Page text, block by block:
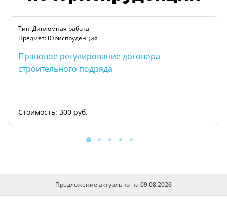
Тип: Дипломная работа
Предмет: Юриспруденция
Правовое регулирование договора
строительного подряда
Стоимость: 300 руб.
Предложение актуально на 09.08.2026